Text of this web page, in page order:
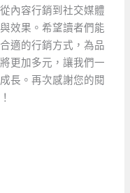
內容行銷到社交媒體
效果。希望讀者們能
適的行銷方式，為品
更加多元，讓我們一
長。再次感謝您的閱